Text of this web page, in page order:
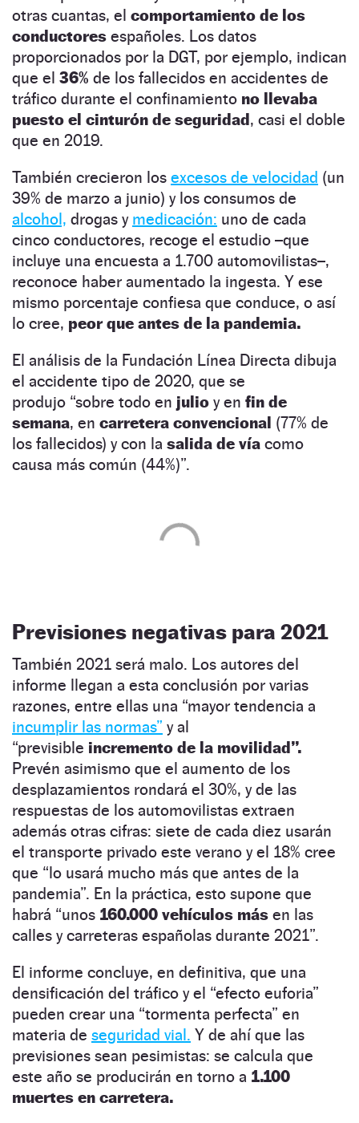
otras cuantas, el comportamiento de los
conductores españoles. Los datos
proporcionados por la DGT, por ejemplo, indican
que el 36% de los fallecidos en accidentes de
tráfico durante el confinamiento no llevaba
puesto el cinturón de seguridad, casi el doble
que en 2019.
También crecieron los excesos de velocidad (un
39% de marzo a junio) y los consumos de
alcohol, drogas y medicación: uno de cada
cinco conductores, recoge el estudio –que
incluye una encuesta a 1.700 automovilistas–,
reconoce haber aumentado la ingesta. Y ese
mismo porcentaje confiesa que conduce, o así
lo cree, peor que antes de la pandemia.
El análisis de la Fundación Línea Directa dibuja
el accidente tipo de 2020, que se
produjo “sobre todo en julio y en fin de
semana, en carretera convencional (77% de
los fallecidos) y con la salida de vía como
causa más común (44%)”.
Previsiones negativas para 2021
También 2021 será malo. Los autores del
informe llegan a esta conclusión por varias
razones, entre ellas una “mayor tendencia a
incumplir las normas” y al
“previsible incremento de la movilidad”.
Prevén asimismo que el aumento de los
desplazamientos rondará el 30%, y de las
respuestas de los automovilistas extraen
además otras cifras: siete de cada diez usarán
el transporte privado este verano y el 18% cree
que “lo usará mucho más que antes de la
pandemia”. En la práctica, esto supone que
habrá “unos 160.000 vehículos más en las
calles y carreteras españolas durante 2021”.
El informe concluye, en definitiva, que una
densificación del tráfico y el “efecto euforia”
pueden crear una “tormenta perfecta” en
materia de seguridad vial. Y de ahí que las
previsiones sean pesimistas: se calcula que
este año se producirán en torno a 1.100
muertes en carretera.